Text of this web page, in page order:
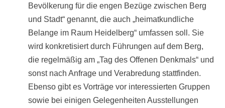
Bevölkerung für die engen Bezüge zwischen Berg
und Stadt“ genannt, die auch „heimatkundliche
Belange im Raum Heidelberg“ umfassen soll. Sie
wird konkretisiert durch Führungen auf dem Berg,
die regelmäßig am „Tag des Offenen Denkmals“ und
sonst nach Anfrage und Verabredung stattfinden.
Ebenso gibt es Vorträge vor interessierten Gruppen
sowie bei einigen Gelegenheiten Ausstellungen